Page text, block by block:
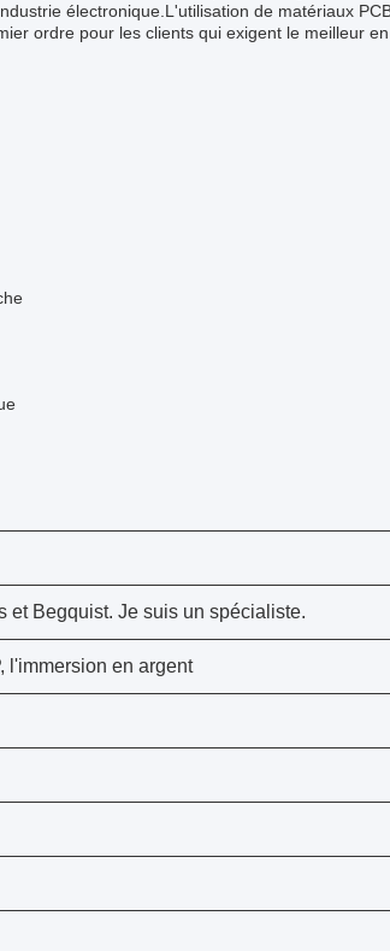
électronique.L'utilisation de matériaux
ordre pour les clients qui exigent le meilleur
et Begquist. Je suis un spécialiste.
l'immersion en argent